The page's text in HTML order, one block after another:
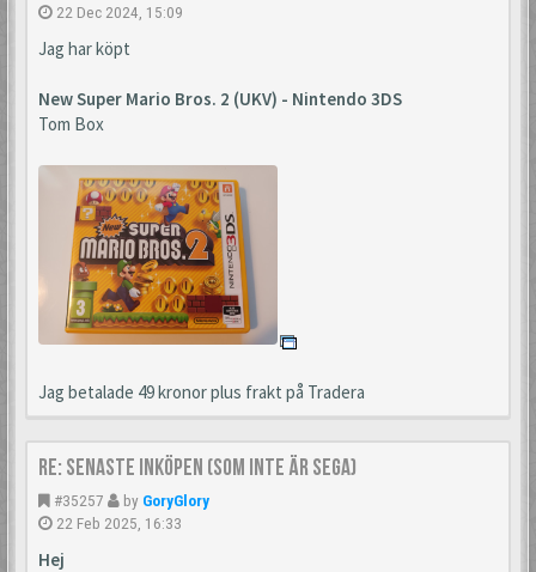
22 Dec 2024, 15:09
Jag har köpt
New Super Mario Bros. 2 (UKV) - Nintendo 3DS
Tom Box
Jag betalade 49 kronor plus frakt på Tradera
Re: Senaste inköpen (som inte är Sega)
#35257 by GoryGlory
22 Feb 2025, 16:33
Hej